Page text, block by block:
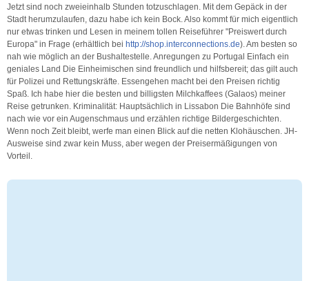
Jetzt sind noch zweieinhalb Stunden totzuschlagen. Mit dem Gepäck in der
Stadt herumzulaufen, dazu habe ich kein Bock. Also kommt für mich eigentlich
nur etwas trinken und Lesen in meinem tollen Reiseführer "Preiswert durch
Europa" in Frage (erhältlich bei http://shop.interconnections.de). Am besten so
nah wie möglich an der Bushaltestelle. Anregungen zu Portugal Einfach ein
geniales Land Die Einheimischen sind freundlich und hilfsbereit; das gilt auch
für Polizei und Rettungskräfte. Essengehen macht bei den Preisen richtig
Spaß. Ich habe hier die besten und billigsten Milchkaffees (Galaos) meiner
Reise getrunken. Kriminalität: Hauptsächlich in Lissabon Die Bahnhöfe sind
nach wie vor ein Augenschmaus und erzählen richtige Bildergeschichten.
Wenn noch Zeit bleibt, werfe man einen Blick auf die netten Klohäuschen. JH-
Ausweise sind zwar kein Muss, aber wegen der Preisermäßigungen von
Vorteil.